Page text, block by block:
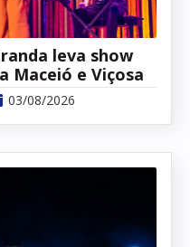
leva show
e Viçosa
03/08/2026